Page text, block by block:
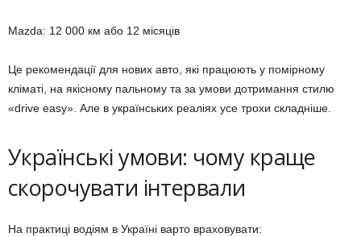
Mazda: 12 000 км або 12 місяців
Це рекомендації для нових авто, які працюють у помірному
кліматі, на якісному пальному та за умови дотримання стилю
«drive easy». Але в українських реаліях усе трохи складніше.
Українські умови: чому краще
скорочувати інтервали
На практиці водіям в Україні варто враховувати: